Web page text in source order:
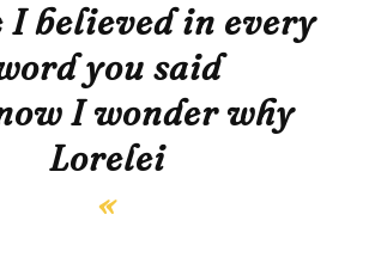
I believed in every
you said
I wonder why
Lorelei